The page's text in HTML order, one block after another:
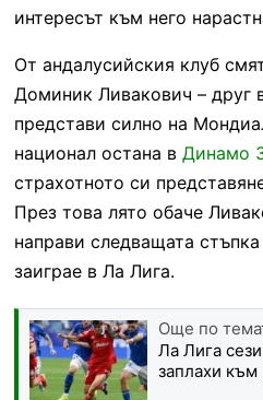
интересът към него
От андалусийския клуб
Доминик Ливакович – друг
представи силно на
национал остана в Динамо
страхотното си
През това лято обаче
направи следващата
заиграе в Ла Лига.
Още по
Ла Лига
заплахи към